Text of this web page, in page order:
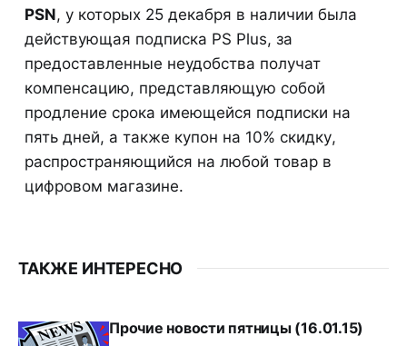
PSN, у которых 25 декабря в наличии была
действующая подписка PS Plus, за
предоставленные неудобства получат
компенсацию, представляющую собой
продление срока имеющейся подписки на
пять дней, а также купон на 10% скидку,
распространяющийся на любой товар в
цифровом магазине.
ТАКЖЕ ИНТЕРЕСНО
Прочие новости пятницы (16.01.15)